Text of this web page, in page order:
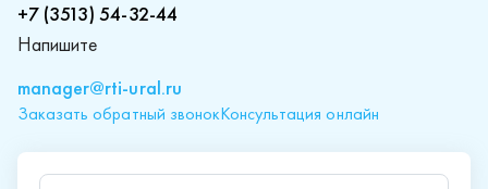
+7 (3513) 54-32-44
Напишите
manager@rti-ural.ru
Заказать обратный звонокКонсультация онлайн